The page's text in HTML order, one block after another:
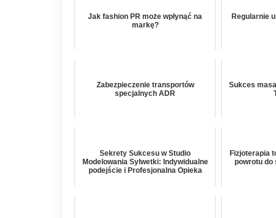
Jak fashion PR może wpłynąć na
markę?
Regularnie
Zabezpieczenie transportów
specjalnych ADR
Sukces
Sekrety Sukcesu w Studio
Modelowania Sylwetki: Indywidualne
podejście i Profesjonalna Opieka
Fizjoterapia
powrotu do